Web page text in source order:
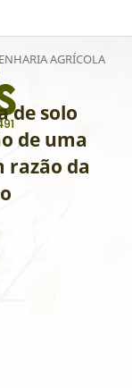
AGRÍCOLA
de solo
de uma
razão da